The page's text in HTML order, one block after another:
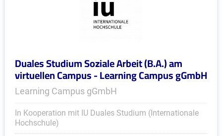
Duales Studium Soziale Arbeit (B.A.) am
virtuellen Campus - Learning Campus gGmbH
Learning Campus gGmbH
In Kooperation mit IU Duales Studium (Internationale
Hochschule)